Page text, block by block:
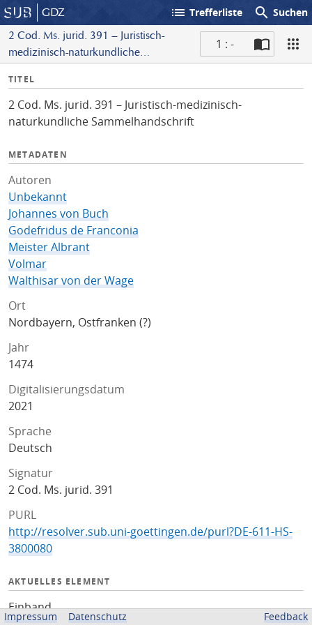
GDZ list Trefferliste search Suchen
2 Cod. Ms. jurid. 391 – Juristisch-
medizinisch-naturkundliche
1 : -
I
f
o
TITEL
2 Cod. Ms. jurid. 391 – Juristisch-medizinisch-
naturkundliche Sammelhandschrift
METADATEN
Autoren
Unbekannt
Johannes von Buch
Godefridus de Franconia
Meister Albrant
Volmar
Walthisar von der Wage
Ort
Nordbayern, Ostfranken (?)
Jahr
1474
Digitalisierungsdatum
2021
Sprache
Deutsch
Signatur
2 Cod. Ms. jurid. 391
PURL
http://resolver.sub.uni-goettingen.de/purl?DE-611-HS-
3800080
AKTUELLES ELEMENT
Einband
Impressum Datenschutz Feedback